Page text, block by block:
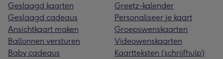
Geslaagd kaarten
Geslaagd cadeaus
Ansichtkaart maken
Ballonnen versturen
Baby cadeaus
Greetz-kalender
Personaliseer je kaart
Groepswenskaarten
Videowenskaarten
Kaartteksten (schrijfhulp)